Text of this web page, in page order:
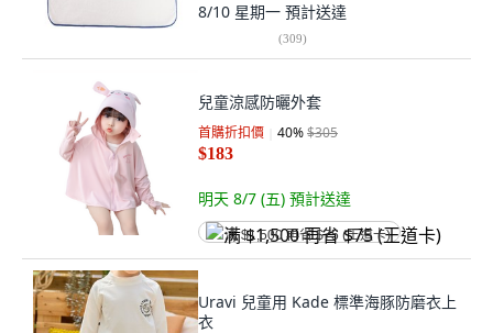
8/10 星期一 預計送達
(309)
兒童涼感防曬外套
首購折扣價 40%$305
$183
明天 8/7 (五) 預計送達
满 $1,500 再省 $75 (王道卡)
Uravi 兒童用 Kade 標準海豚防磨衣上
衣